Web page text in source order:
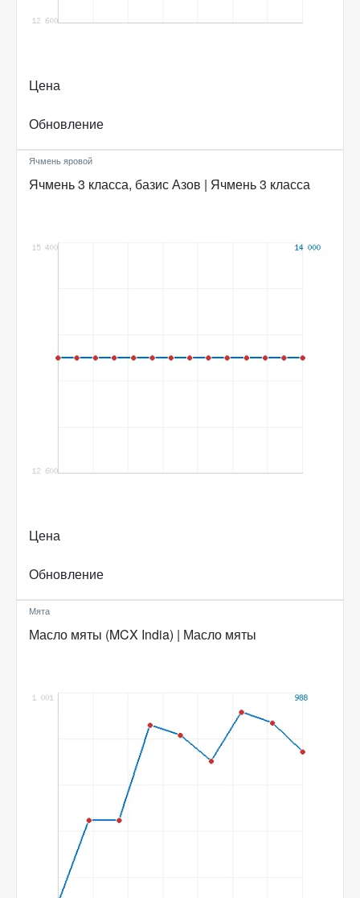
Цена
Обновление
Ячмень яровой
Ячмень 3 класса, базис Азов | Ячмень 3 класса
Цена
Обновление
Мята
Масло мяты (MCX India) | Масло мяты